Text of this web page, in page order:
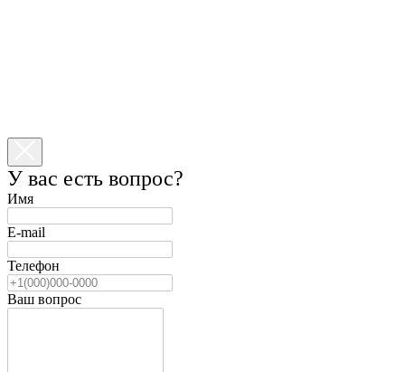
У вас есть вопрос?
Имя
E-mail
Телефон
Ваш вопрос